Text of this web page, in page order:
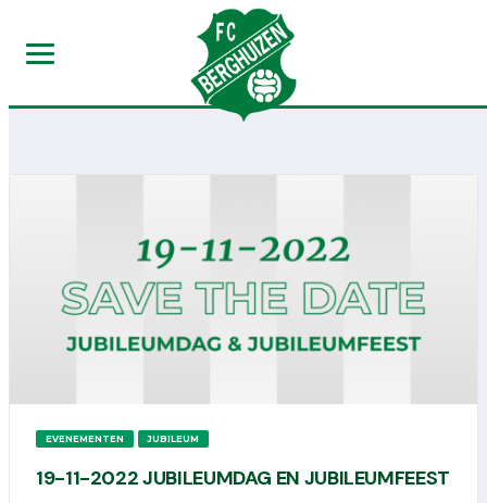
EVENEMENTEN JUBILEUM
19-11-2022 JUBILEUMDAG EN JUBILEUMFEEST